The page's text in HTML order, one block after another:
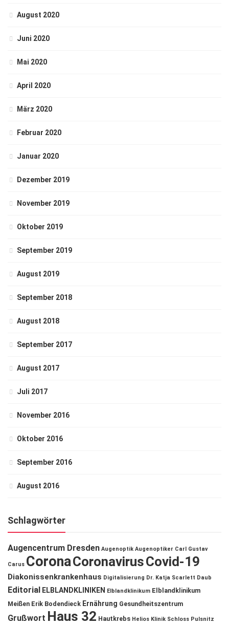
August 2020
Juni 2020
Mai 2020
April 2020
März 2020
Februar 2020
Januar 2020
Dezember 2019
November 2019
Oktober 2019
September 2019
August 2019
September 2018
August 2018
September 2017
August 2017
Juli 2017
November 2016
Oktober 2016
September 2016
August 2016
Schlagwörter
Augencentrum Dresden Augenoptik Augenoptiker Carl Gustav
Carus CoronaCoronavirusCovid-19
Diakonissenkrankenhaus Digitalisierung Dr. Katja Scarlett Daub
Editorial ELBLANDKLINIKEN Elblandklinikum Elblandklinikum
Meißen Erik Bodendieck Ernährung Gesundheitszentrum
Grußwort Haus 32 Hautkrebs Helios Klinik Schloss Pulsnitz